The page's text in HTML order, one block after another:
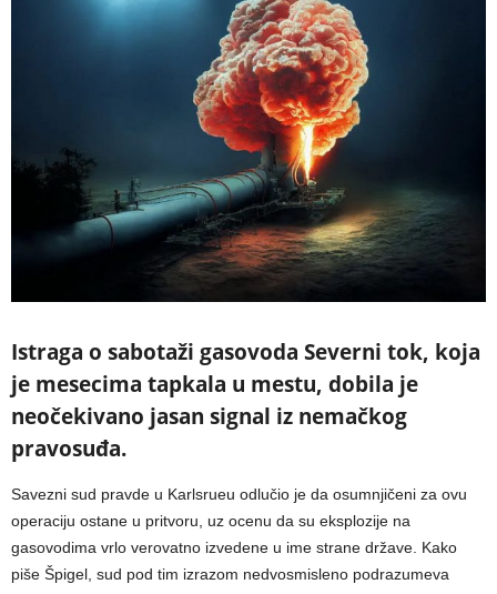
Istraga o sabotaži gasovoda Severni tok, koja
je mesecima tapkala u mestu, dobila je
neočekivano jasan signal iz nemačkog
pravosuđa.
Savezni sud pravde u Karlsrueu odlučio je da osumnjičeni za ovu
operaciju ostane u pritvoru, uz ocenu da su eksplozije na
gasovodima vrlo verovatno izvedene u ime strane države. Kako
piše Špigel, sud pod tim izrazom nedvosmisleno podrazumeva